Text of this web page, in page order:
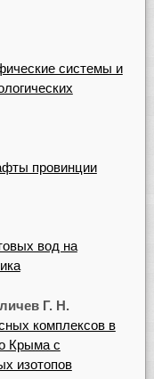
системы и
провинции
вод на
Г. Н.
комплексов в
Крыма с
изотопов